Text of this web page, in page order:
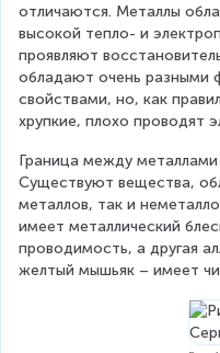
отличаются. Металлы
высокой тепло- и
проявляют
обладают очень разными
свойствами, но, как
хрупкие, плохо проводят
Граница между
Существуют вещества,
металлов, так и
имеет металлический
проводимость, а другая
желтый мышьяк – имеет